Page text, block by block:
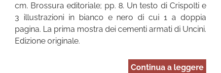
cm. Brossura editoriale; pp. 8. Un testo di Crispolti e
3 illustrazioni in bianco e nero di cui 1 a doppia
pagina. La prima mostra dei cementi armati di Uncini.
Edizione originale.
Continua a leggere